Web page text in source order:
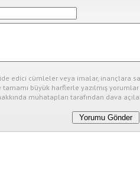
edici cümleler veya imalar, inançlara
büyük harflerle yazılmış
muhatapları tarafından dava